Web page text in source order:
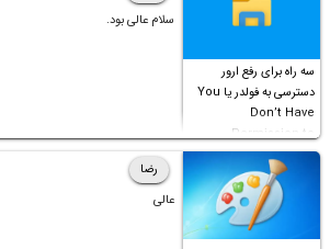
سه راه برای رفع ارور
دسترسی به فولدر یا You
Don’t Have
Permission to
Access this folder
سلام عالی بود.
رضا
عالی